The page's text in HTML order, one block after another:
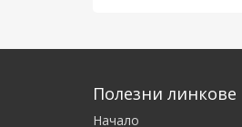
Полезни линкове
Начало